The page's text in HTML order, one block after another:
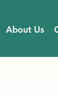
About Us